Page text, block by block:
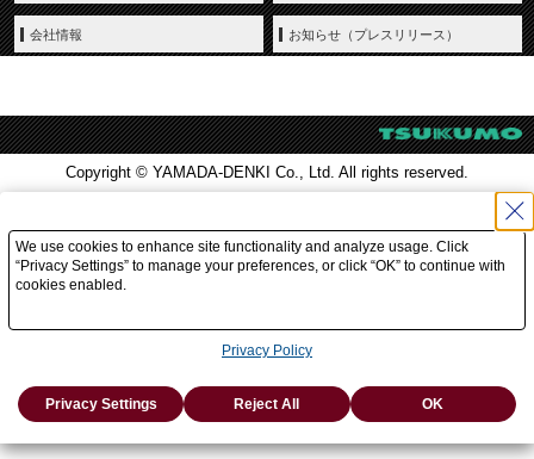
会社情報 お知らせ（プレスリリース）
Copyright © YAMADA-DENKI Co., Ltd. All rights reserved.
We use cookies to enhance site functionality and analyze usage. Click
“Privacy Settings” to manage your preferences, or click “OK” to continue with
cookies enabled.
Privacy Policy
Privacy Settings Reject All OK